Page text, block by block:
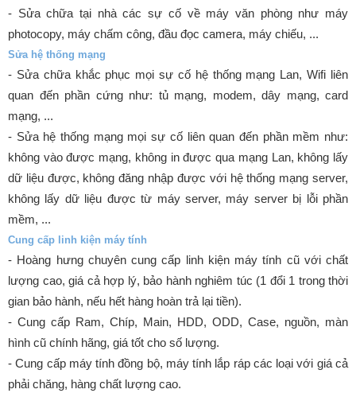
- Sửa chữa tại nhà các sự cố về máy văn phòng như máy
photocopy, máy chấm công, đầu đọc camera, máy chiếu, ...
Sửa hệ thống mạng
- Sửa chữa khắc phục mọi sự cố hệ thống mạng Lan, Wifi liên
quan đến phần cứng như: tủ mạng, modem, dây mạng, card
mạng, ...
- Sửa hệ thống mạng mọi sự cố liên quan đến phần mềm như:
không vào được mạng, không in được qua mạng Lan, không lấy
dữ liệu được, không đăng nhập được với hệ thống mạng server,
không lấy dữ liệu được từ máy server, máy server bị lỗi phần
mềm, ...
Cung cấp linh kiện máy tính
- Hoàng hưng chuyên cung cấp linh kiện máy tính cũ với chất
lượng cao, giá cả hợp lý, bảo hành nghiêm túc (1 đổi 1 trong thời
gian bảo hành, nếu hết hàng hoàn trả lại tiền).
- Cung cấp Ram, Chíp, Main, HDD, ODD, Case, nguồn, màn
hình cũ chính hãng, giá tốt cho số lượng.
- Cung cấp máy tính đồng bộ, máy tính lắp ráp các loại với giá cả
phải chăng, hàng chất lượng cao.